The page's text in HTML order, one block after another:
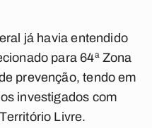
já havia entendido
para 64ª Zona
prevenção, tendo em
investigados com
Livre.